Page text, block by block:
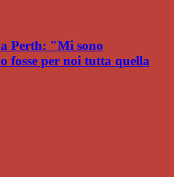
Perth: "Mi sono
fosse per noi tutta quella